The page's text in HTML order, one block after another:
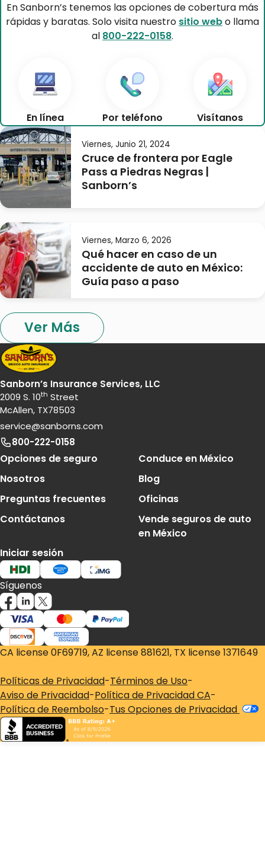
En Sanborn’s tenemos las opciones de cobertura más
rápidas y baratas. Solo visita nuestro sitio webo llama
al 800-222-0158.
En línea Por teléfono Visítanos
Viernes, Junio 21, 2024
Cruce de frontera por Eagle
Pass a Piedras Negras |
Sanborn’s
Viernes, Marzo 6, 2026
Qué hacer en caso de un
accidente de auto en México:
Guía paso a paso
Ver Más
Sanborn’s Insurance Services, LLC
2009 S. 10th Street
McAllen, TX78503
service@sanborns.com
800-222-0158
Footer Navigation
Opciones de seguro
Conduce en México
Nosotros
Blog
Preguntas frecuentes
Oficinas
Contáctanos
Vende seguros de auto
en México
Iniciar sesión
Síguenos
CA license 0F69719, AZ license 881621, TX license 1371649
Políticas de Privacidad-Términos de Uso-
Aviso de Privacidad-Política de Privacidad CA-
Política de Reembolso-Tus Opciones de Privacidad